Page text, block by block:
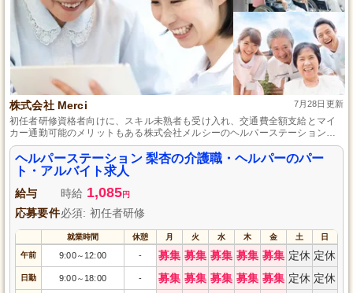
株式会社 Merci 7月28日更新
初任者研修資格者向けに、スキル未熟者も受け入れ、交通費全額支給とマイ
カー通勤可能のメリットもある株式会社メルシーのヘルパーステーション梨
杏は、地域の介護サービスに貢献しながら週1日から勤務可能で、訪問介護と
事務スキルも習得可能です。
ヘルパーステーション 梨杏の介護職・ヘルパーのパー
ト・アルバイト求人
給与 時給 1,085円
応募要件必須: 初任者研修
就業時間 休憩 月 火 水 木 金 土 日
午前 9:00～ 12:00 - 募集 募集 募集 募集 募集 定休 定休
日勤 9:00～ 18:00 - 募集 募集 募集 募集 募集 定休 定休